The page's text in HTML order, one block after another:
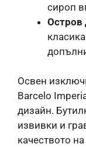
сироп
Остров
Освен
Barcelo
дизайн.
извивки и
качеството